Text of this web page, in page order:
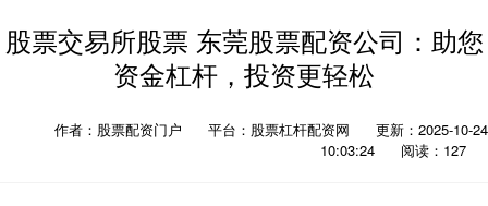
股票交易所股票 东莞股票配资公司：助您
资金杠杆，投资更轻松
作者：股票配资门户 平台：股票杠杆配资网
更新：2025-10-24
10:03:24
阅读：127